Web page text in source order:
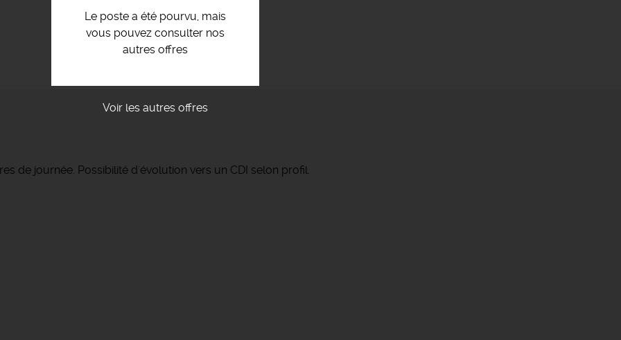
Le poste a été pourvu, mais
vous pouvez consulter nos
autres offres
Voir les autres offres
de journée. Possibilité d'évolution vers un CDI selon profil.